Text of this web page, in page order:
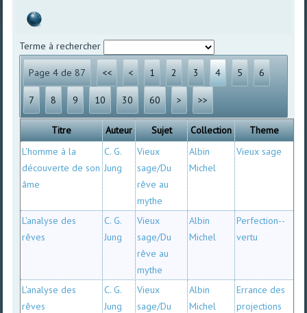
Terme à rechercher
Page 4 de 87 << < 1 2 3 4 5 6
7 8 9 10 30 60 > >>
Titre Auteur Sujet Collection
Theme
L'homme à la
découverte de son
âme
C. G.
Jung
Vieux
sage/Du
rêve au
mythe
Albin
Michel
Vieux sage
L'analyse des
rêves
C. G.
Jung
Vieux
sage/Du
rêve au
mythe
Albin
Michel
Perfection--
vertu
L'analyse des
rêves
C. G.
Jung
Vieux
sage/Du
Albin
Michel
Errance des
projections